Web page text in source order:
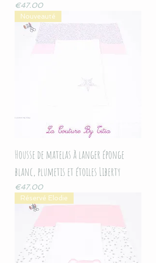
Price
€47.00
Nouveauté
Housse de matelas à langer éponge
blanc, plumetis et étoiles Liberty
Price
€47.00
Réservé Elodie